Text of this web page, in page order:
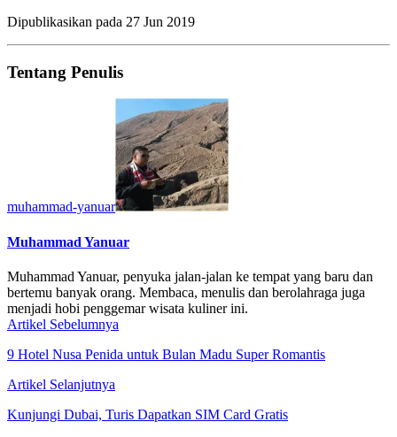
Dipublikasikan pada 27 Jun 2019
Tentang Penulis
muhammad-yanuar
Muhammad Yanuar
Muhammad Yanuar, penyuka jalan-jalan ke tempat yang baru dan
bertemu banyak orang. Membaca, menulis dan berolahraga juga
menjadi hobi penggemar wisata kuliner ini.
Artikel Sebelumnya
9 Hotel Nusa Penida untuk Bulan Madu Super Romantis
Artikel Selanjutnya
Kunjungi Dubai, Turis Dapatkan SIM Card Gratis